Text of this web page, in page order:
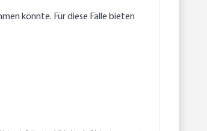
könnte. Für diese Fälle bieten